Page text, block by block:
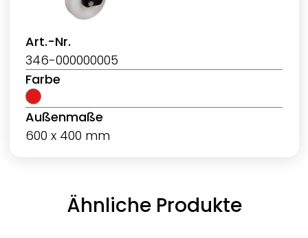
Art.-Nr.
346-000000005
Farbe
Außenmaße
600 x 400 mm
Ähnliche Produkte